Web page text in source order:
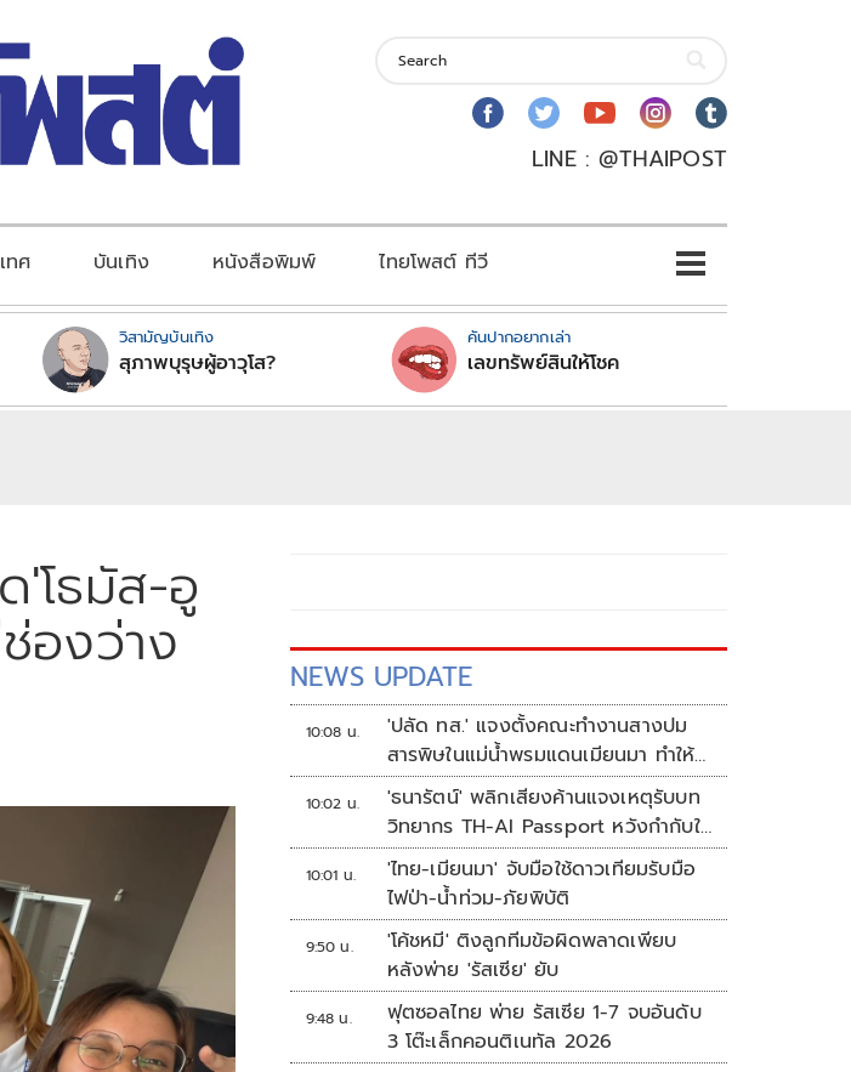
LINE : @THAIPOST
ทศ บันเทิง หนังสือพิมพ์ ไทยโพสต์ ทีวี
วิสามัญบันเทิง
สุภาพบุรุษผู้อาวุโส?
คันปากอยากเล่า
เลขทรัพย์สินให้โชค
โธมัส-อู
องว่าง NEWS UPDATE
10:08 น.
'ปลัด ทส.' แจงตั้งคณะทำงานสางปม
สารพิษในแม่น้ำพรมแดนเมียนมา ทำให้
แก้ปัญหารวดเร็ว
10:02 น.
'ธนารัตน์' พลิกเสียงค้านแจงเหตุรับบท
วิทยากร TH-AI Passport หวังกำกับใช้
งบเหมาะสม ชูจุดเด่นคนไทยได้ใช้ AI
ระดับโปร ลดเหลื่อมล้ำทางเทคโนโลยี
เซฟงบไปกว่า900ล้าน เชื่อหากใช้เต็มที่
เอกชนขาดทุนย่อยยับ
10:01 น.
'ไทย-เมียนมา' จับมือใช้ดาวเทียมรับมือ
ไฟป่า-น้ำท่วม-ภัยพิบัติ
9:50 น.
'โค้ชหมี' ติงลูกทีมข้อผิดพลาดเพียบ
หลังพ่าย 'รัสเซีย' ยับ
9:48 น.
ฟุตซอลไทย พ่าย รัสเซีย 1-7 จบอันดับ
3 โต๊ะเล็กคอนติเนทัล 2026